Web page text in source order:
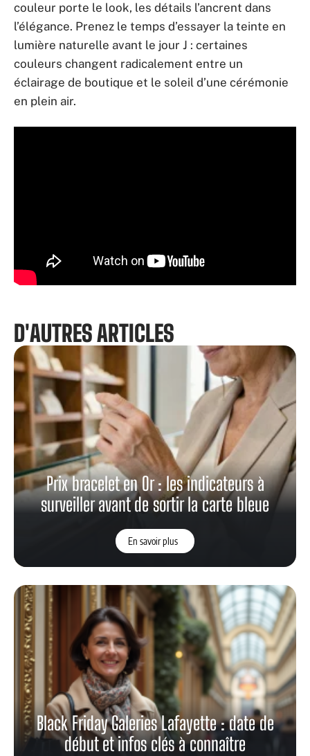
couleur porte le look, les détails l’ancrent dans
l’élégance. Prenez le temps d’essayer la teinte en
lumière naturelle avant le jour J : certaines
couleurs changent radicalement entre un
éclairage de boutique et le soleil d’une cérémonie
en plein air.
D'AUTRES ARTICLES
Prix bracelet en Or : les indicateurs à
surveiller avant de sortir la carte bleue
En savoir plus
Black Friday Galeries Lafayette : date de
début et infos clés à connaître